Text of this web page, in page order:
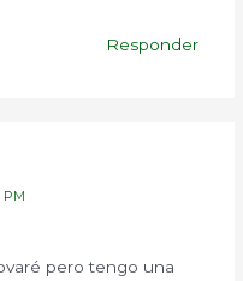
Responder
PM
pero tengo una